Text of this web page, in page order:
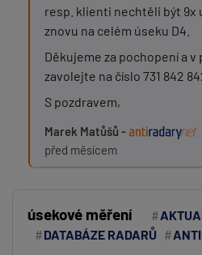
resp. klienti nechtěli být 9x
znovu na celém úseku D4.
Děkujeme za pochopení a
zavolejte na číslo 731 842
S pozdravem,
Marek Matůšů -
před měsícem
úsekové měření
DATABÁZE RADARŮ